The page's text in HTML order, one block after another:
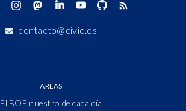
contacto@civio.es
AREAS
El BOE nuestro de cada día